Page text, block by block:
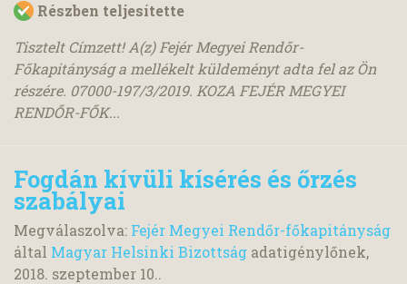
Részben teljesítette
Tisztelt Címzett! A(z) Fejér Megyei Rendőr-
Főkapitányság a mellékelt küldeményt adta fel az Ön
részére. 07000-197/3/2019. KOZA FEJÉR MEGYEI
RENDŐR-FŐK...
Fogdán kívüli kísérés és őrzés
szabályai
Megválaszolva: Fejér Megyei Rendőr-főkapitányság
által Magyar Helsinki Bizottság adatigénylőnek,
2018. szeptember 10..